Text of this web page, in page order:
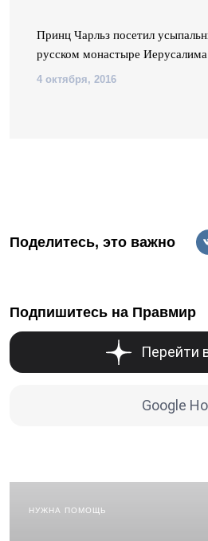
Принц Чарльз посетил
русском монастыре Иерусалима
4 октября, 2016
Поделитесь, это важно
Подпишитесь на Правмир
Перейти
Google
НУЖНА ПОМОЩЬ